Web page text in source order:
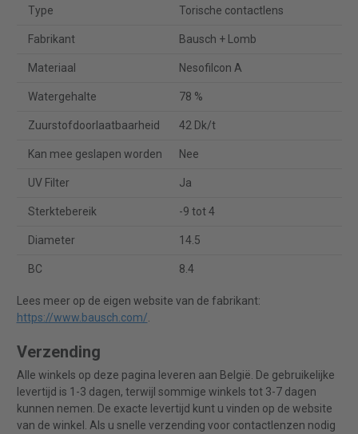
Type Torische contactlens
Fabrikant Bausch + Lomb
Materiaal Nesofilcon A
Watergehalte 78 %
Zuurstofdoorlaatbaarheid 42 Dk/t
Kan mee geslapen worden Nee
UV Filter Ja
Sterktebereik -9 tot 4
Diameter 14.5
BC 8.4
Lees meer op de eigen website van de fabrikant:
https://www.bausch.com/.
Verzending
Alle winkels op deze pagina leveren aan België. De gebruikelijke
levertijd is 1-3 dagen, terwijl sommige winkels tot 3-7 dagen
kunnen nemen. De exacte levertijd kunt u vinden op de website
van de winkel. Als u snelle verzending voor contactlenzen nodig